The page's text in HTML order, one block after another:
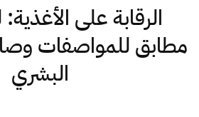
الرقابة على الأغذية:
مطابق للمواصفات
البشري